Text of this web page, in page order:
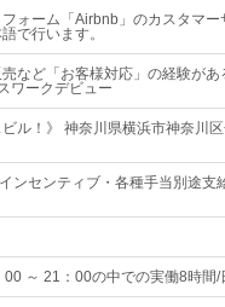
フォーム「Airbnb」のカスタマ
で行います。
など「お客様対応」の経験が
ワークデビュー
ビル！》 神奈川県横浜市神奈川
ンセンティブ・各種手当別途
00 ～ 21：00の中での実働8時